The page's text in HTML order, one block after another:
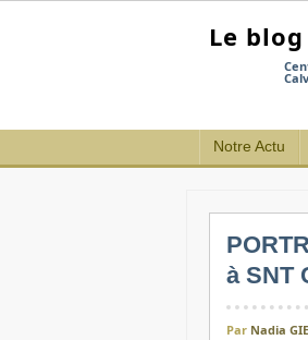
Le blog
Notre Actu
à SNT
Par Nadia